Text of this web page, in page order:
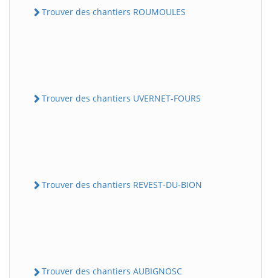
Trouver des chantiers ROUMOULES
Trouver des chantiers UVERNET-FOURS
Trouver des chantiers REVEST-DU-BION
Trouver des chantiers AUBIGNOSC